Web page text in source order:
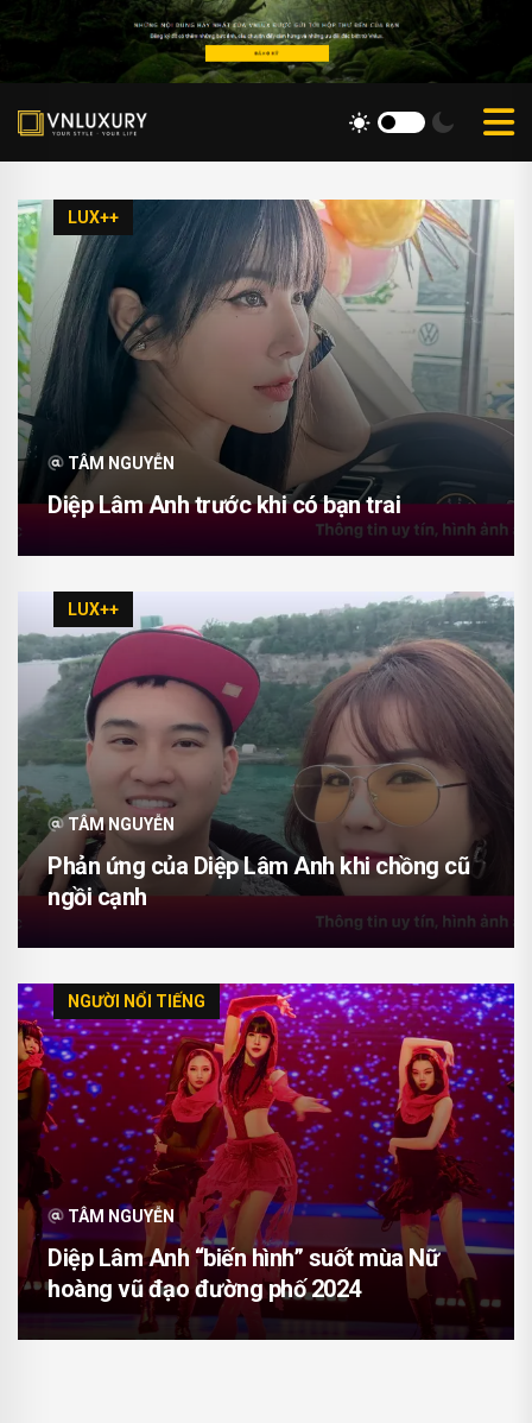
LUX++
TÂM NGUYỄN
Diệp Lâm Anh trước khi có bạn trai
LUX++
TÂM NGUYỄN
Phản ứng của Diệp Lâm Anh khi chồng cũ
ngồi cạnh
NGƯỜI NỔI TIẾNG
TÂM NGUYỄN
Diệp Lâm Anh “biến hình” suốt mùa Nữ
hoàng vũ đạo đường phố 2024